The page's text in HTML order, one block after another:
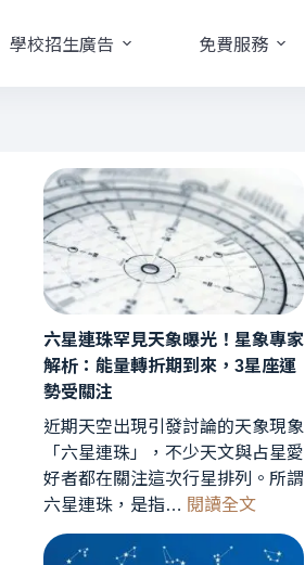
學校招生廣告 免費服務
六星連珠罕見天象曝光！星象專家
解析：能量轉折期到來，3星座運
勢受關注
近期天空出現引發討論的天象現象
「六星連珠」，不少天文與占星愛
好者都在關注這次行星排列。所謂
六星連珠，是指… 閱讀全文:
星